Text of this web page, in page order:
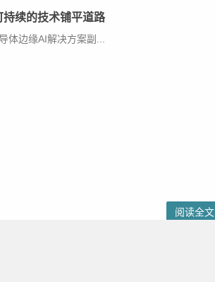
续的技术铺平道路
体边缘AI解决方案副...
阅读全文